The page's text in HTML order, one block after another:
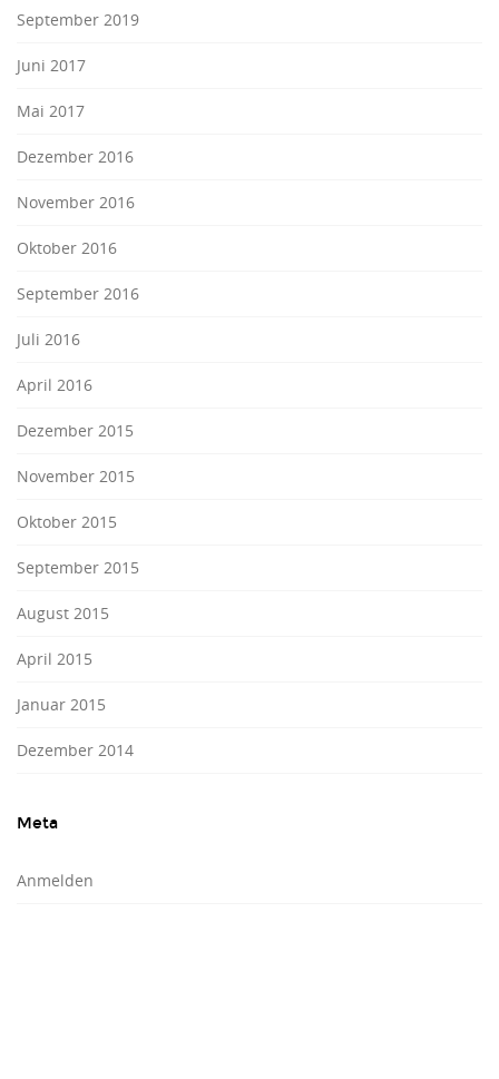
September 2019
Juni 2017
Mai 2017
Dezember 2016
November 2016
Oktober 2016
September 2016
Juli 2016
April 2016
Dezember 2015
November 2015
Oktober 2015
September 2015
August 2015
April 2015
Januar 2015
Dezember 2014
Meta
Anmelden